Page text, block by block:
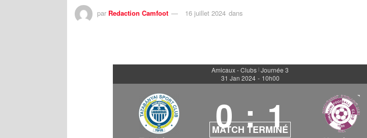
par Redaction Camfoot 16 juillet 2024 dans
Amicaux - Clubs | Journée 3
31 Jan 2024 - 10h00
0 : 1
MATCH TERMINÉ